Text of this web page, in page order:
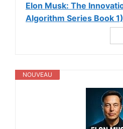
Elon Musk: The
Algorithm Series Book
NOUVEAU